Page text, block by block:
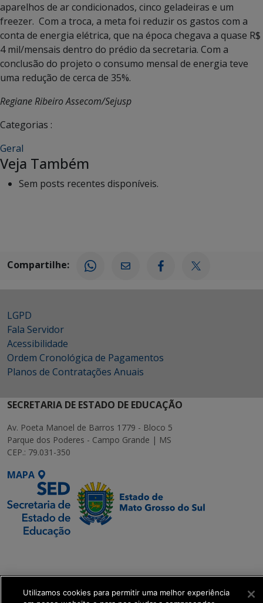
aparelhos de ar condicionados, cinco geladeiras e um
freezer. Com a troca, a meta foi reduzir os gastos com a
conta de energia elétrica, que na época chegava a quase R$
4 mil/mensais dentro do prédio da secretaria. Com a
conclusão do projeto o consumo mensal de energia teve
uma redução de cerca de 35%.
Regiane Ribeiro Assecom/Sejusp
Categorias :
Geral
Veja Também
Sem posts recentes disponíveis.
Compartilhe:
LGPD
Fala Servidor
Acessibilidade
Ordem Cronológica de Pagamentos
Planos de Contratações Anuais
SECRETARIA DE ESTADO DE EDUCAÇÃO
Av. Poeta Manoel de Barros 1779 - Bloco 5
Parque dos Poderes - Campo Grande | MS
CEP.: 79.031-350
MAPA
Transformação Digital
Utilizamos cookies para permitir uma melhor experiência